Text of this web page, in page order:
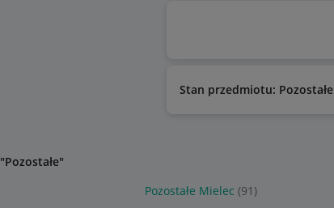
Stan przedmiotu: Pozostałe
"Pozostałe"
Pozostałe Mielec (91)